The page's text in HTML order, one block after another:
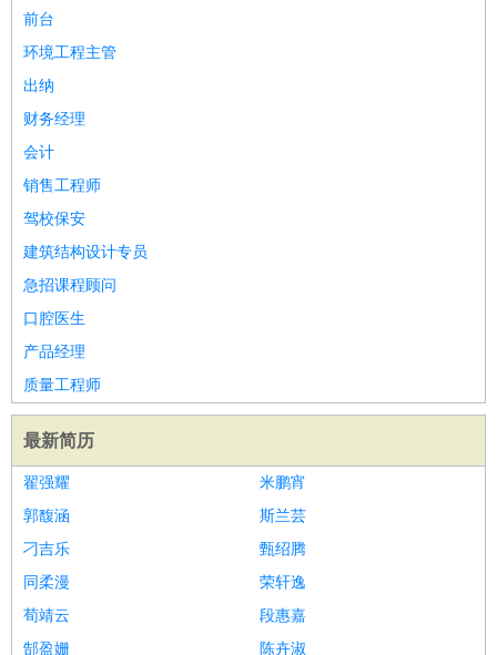
前台
环境工程主管
出纳
财务经理
会计
销售工程师
驾校保安
建筑结构设计专员
急招课程顾问
口腔医生
产品经理
质量工程师
最新简历
翟强耀
米鹏宵
郭馥涵
斯兰芸
刁吉乐
甄绍腾
同柔漫
荣轩逸
荀靖云
段惠嘉
郜盈姗
陈卉淑